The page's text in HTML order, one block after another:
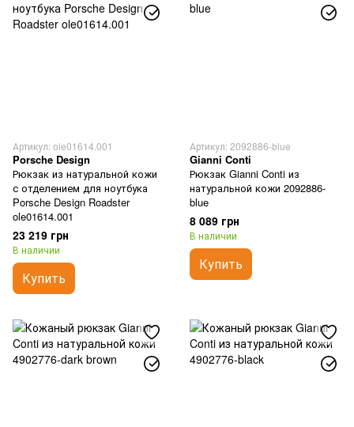
Артикул: ole01614.001
Porsche Design
Рюкзак из натуральной кожи
с отделением для ноутбука
Porsche Design Roadster
ole01614.001
23 219 грн
В наличии
Купить
Артикул: 2092886-blue
Gianni Conti
Рюкзак Gianni Conti из
натуральной кожи 2092886-
blue
8 089 грн
В наличии
Купить